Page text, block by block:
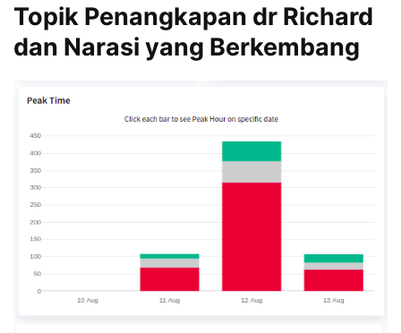
Topik Penangkapan dr Richard
dan Narasi yang Berkembang